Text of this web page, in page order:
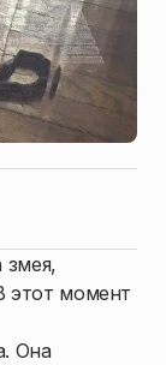
этот момент
Она